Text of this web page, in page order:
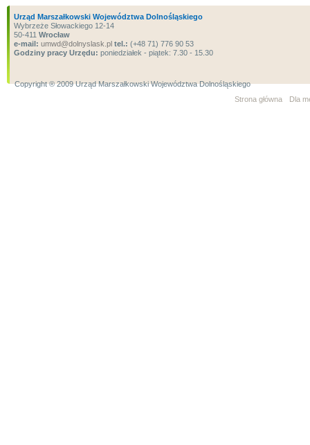
Urząd Marszałkowski Województwa Dolnośląskiego
Wybrzeże Słowackiego 12-14
50-411 Wrocław
e-mail: umwd@dolnyslask.pl tel.: (+48 71) 776 90 53
Godziny pracy Urzędu: poniedziałek - piątek: 7.30 - 15.30
Copyright ® 2009 Urząd Marszałkowski Województwa Dolnośląskiego
Strona główna
Dla